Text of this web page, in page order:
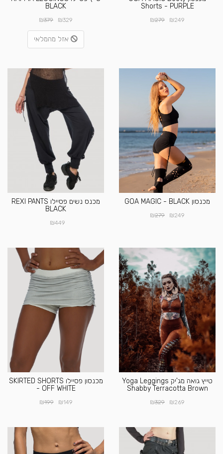
Shorts - PURPLE
₪249
₪279
BLACK
₪329
₪379
אזל מהמלאי
מכנסון GOA MAGIC - BLACK
₪249
₪279
מכנס נשים פסיילו REXI PANTS
BLACK
₪449
טייץ גואה מג'יק Yoga Leggings
Shabby Terracotta Brown
₪269
₪329
מכנסון פסיילו SKIRTED SHORTS
- OFF WHITE
₪149
₪199